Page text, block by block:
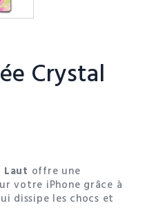
Crystal
Laut offre une
votre iPhone grâce à
dissipe les chocs et
design transparent